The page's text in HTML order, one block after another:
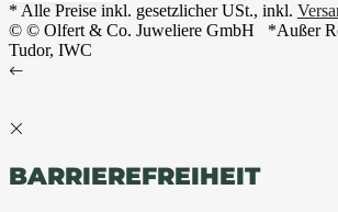
* Alle Preise inkl. gesetzlicher USt., inkl.
© © Olfert & Co. Juweliere GmbH
*Außer
Tudor, IWC
BARRIEREFREIHEIT